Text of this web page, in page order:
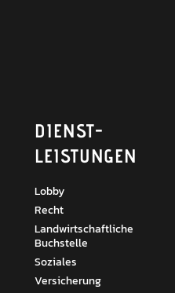
DIENST­
LEISTUNGEN
Lobby
Recht
Landwirtschaftliche
Buchstelle
Soziales
Versicherung